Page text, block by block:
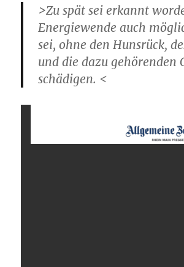
>Zu spät sei erkannt
Energiewende auch
sei, ohne den Hunsrück,
und die dazu gehörenden
schädigen. <